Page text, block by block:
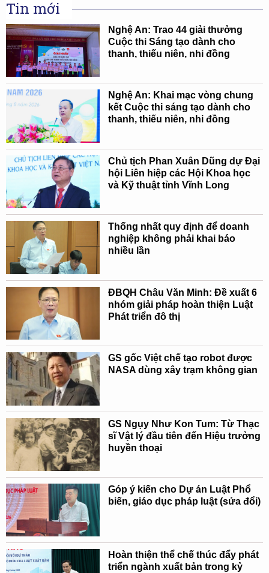
Tin mới
Nghệ An: Trao 44 giải thưởng
Cuộc thi Sáng tạo dành cho
thanh, thiếu niên, nhi đồng
Nghệ An: Khai mạc vòng chung
kết Cuộc thi sáng tạo dành cho
thanh, thiếu niên, nhi đồng
Chủ tịch Phan Xuân Dũng dự Đại
hội Liên hiệp các Hội Khoa học
và Kỹ thuật tỉnh Vĩnh Long
Thống nhất quy định để doanh
nghiệp không phải khai báo
nhiều lần
ĐBQH Châu Văn Minh: Đề xuất 6
nhóm giải pháp hoàn thiện Luật
Phát triển đô thị
GS gốc Việt chế tạo robot được
NASA dùng xây trạm không gian
GS Ngụy Như Kon Tum: Từ Thạc
sĩ Vật lý đầu tiên đến Hiệu trưởng
huyền thoại
Góp ý kiến cho Dự án Luật Phổ
biến, giáo dục pháp luật (sửa đổi)
Hoàn thiện thể chế thúc đẩy phát
triển ngành xuất bản trong kỷ